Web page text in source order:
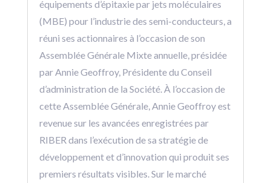
équipements d’épitaxie par jets moléculaires
(MBE) pour l’industrie des semi-conducteurs, a
réuni ses actionnaires à l’occasion de son
Assemblée Générale Mixte annuelle, présidée
par Annie Geoffroy, Présidente du Conseil
d’administration de la Société. À l’occasion de
cette Assemblée Générale, Annie Geoffroy est
revenue sur les avancées enregistrées par
RIBER dans l’exécution de sa stratégie de
développement et d’innovation qui produit ses
premiers résultats visibles. Sur le marché